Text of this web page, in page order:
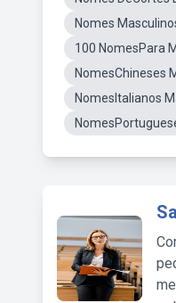
Nomes
100 NomesPara
NomesChineses
NomesItalianos